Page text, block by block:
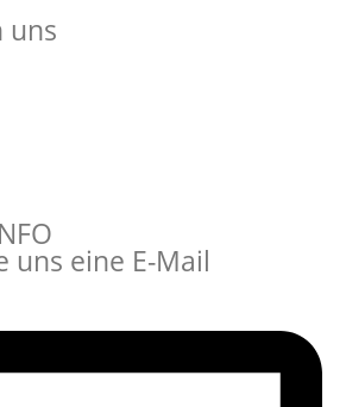
uns
uns eine E-Mail